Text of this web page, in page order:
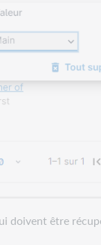
doivent être